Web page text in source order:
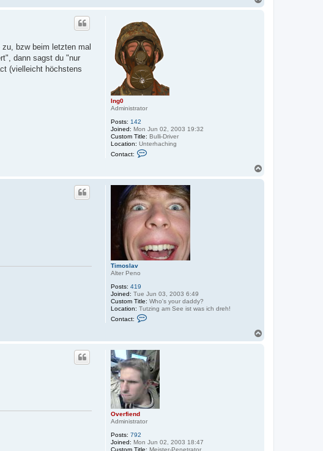
t
T
i
m
o
s
l
a
v
Ing0
Administrator
Posts: 142
Joined: Mon Jun 02, 2003 19:32
Custom Title: Bulli-Driver
Location: Unterhaching
Contact:
a
c
t
I
n
g
0
bzw beim letzten mal
dann sagst du "nur
(vielleicht höchstens
Timoslav
Alter Peno
Posts: 419
Joined: Tue Jun 03, 2003 6:49
Custom Title: Who's your daddy?
Location: Tutzing am See ist was ich dreh!
Contact:
c
t
T
i
m
o
s
l
a
Overfiend
Administrator
Posts: 792
Joined: Mon Jun 02, 2003 18:47
Custom Title: Meister-Penetrator